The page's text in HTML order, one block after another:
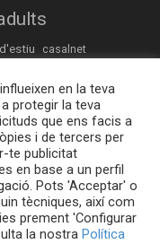
casalnet
futbol
de taula joves
omnia radio
taller taula jove
en la teva
protegir la teva
que ens facis a
i de tercers per
te publicitat
en base a un perfil
Pots 'Acceptar' o
tècniques, així com
prement 'Configurar
la nostra Política